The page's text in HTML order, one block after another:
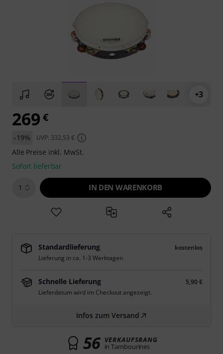
+3
269 €
-19% UVP: 332,53 €
Alle Preise inkl. MwSt.
Sofort lieferbar
1 IN DEN WARENKORB
Standardlieferung
kostenlos
Lieferung in ca. 1-3 Werktagen
Schnelle Lieferung
5,90 €
Lieferdatum wird im Checkout angezeigt.
Infos zum Versand
56 VERKAUFSRANG
in Tambourines